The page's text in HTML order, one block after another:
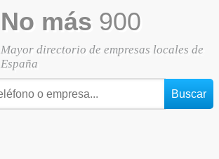
No más 900
Mayor directorio de empresas locales de
España